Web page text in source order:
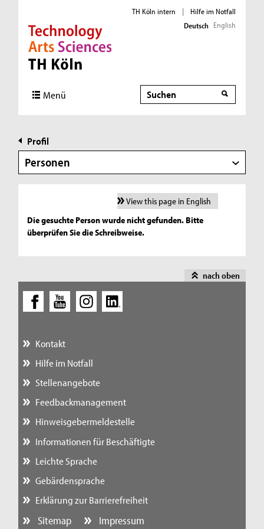
Direkt zur Hauptnavigation
Direkt zur Subnavigation
Direkt zum Inhalt
Direkt zum Fußbereich
TH Köln intern |
Hilfe im Notfall
Deutsch English
Menü Suche
Profil
Personen
View this page in English
Die gesuchte Person wurde nicht gefunden. Bitte
überprüfen Sie die Schreibweise.
nach oben
Kontakt
Hilfe im Notfall
Stellenangebote
Feedbackmanagement
Hinweisgebermeldestelle
Informationen für Beschäftigte
Leichte Sprache
Gebärdensprache
Erklärung zur Barrierefreiheit
Sitemap Impressum